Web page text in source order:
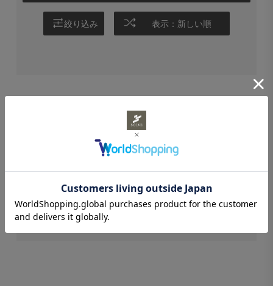
絞り込み 表示：新しい順
STAFF REVIEWS
スタッフレビュー
レビューはありません。